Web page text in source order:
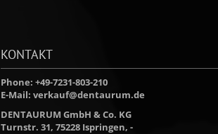
KONTAKT
Phone: +49-7231-803-210
E-Mail: verkauf@dentaurum.de
DENTAURUM GmbH & Co. KG
Turnstr. 31, 75228 Ispringen, -